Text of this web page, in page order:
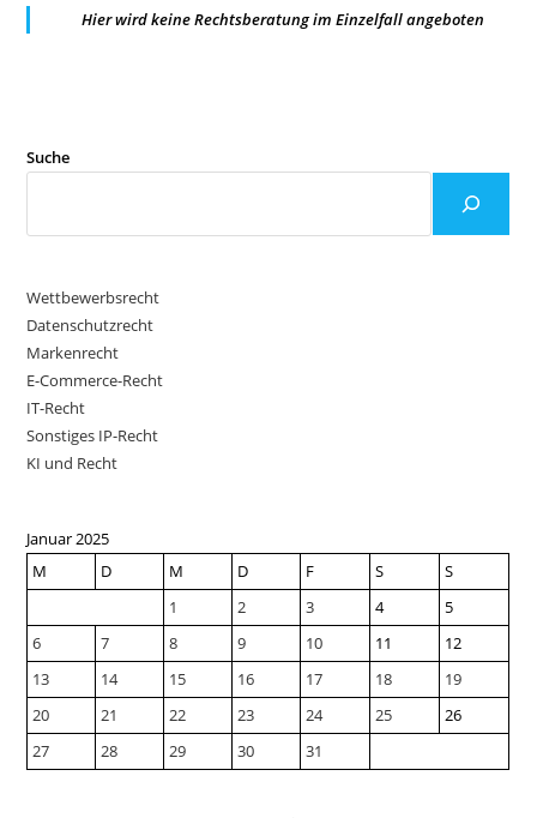
Hier wird keine Rechtsberatung im Einzelfall angeboten
Suche
Wettbewerbsrecht
Datenschutzrecht
Markenrecht
E-Commerce-Recht
IT-Recht
Sonstiges IP-Recht
KI und Recht
Januar 2025
M
D M D F S
S
1
2 3 4
5
6
7 8 9 10 11
12
13
14 15 16 17 18
19
20
21 22 23 24 25
26
27
28 29 30 31